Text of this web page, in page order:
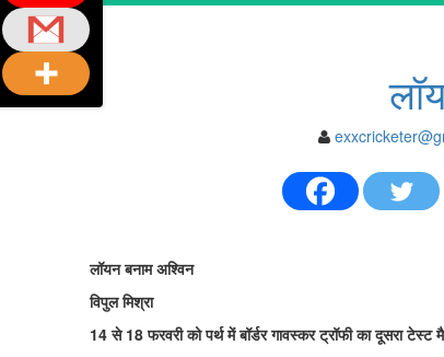
लॉयन बनाम अश्विन
विपुल मिश्रा
14 से 18 फरवरी को पर्थ में बॉर्डर गावस्कर ट्रॉफी का दूसरा